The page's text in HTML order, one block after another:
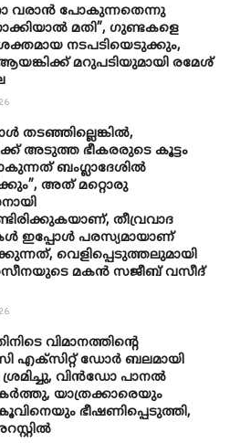
വരാന്‍ പോകുന്നതെന്നു
മതി”, ഗുണ്ടകളെ
നടപടിയെടുക്കും,
മറുപടിയുമായി രമേശ്
തടഞ്ഞില്ലെങ്കിൽ,
അടുത്ത ഭീകരരുടെ കൂട്ടം
ബംഗ്ലാദേശിൽ
അത് മറ്റൊരു
തീവ്രവാദ
ഇപ്പോൾ പരസ്യമായാണ്
വെളിപ്പെടുത്തലുമായി
മകൻ സജീബ് വസീദ്
വിമാനത്തിന്റെ
എക്സിറ്റ് ഡോർ ബലമായി
വിൻഡോ പാനൽ
യാത്രക്കാരെയും
ഭീഷണിപ്പെടുത്തി,